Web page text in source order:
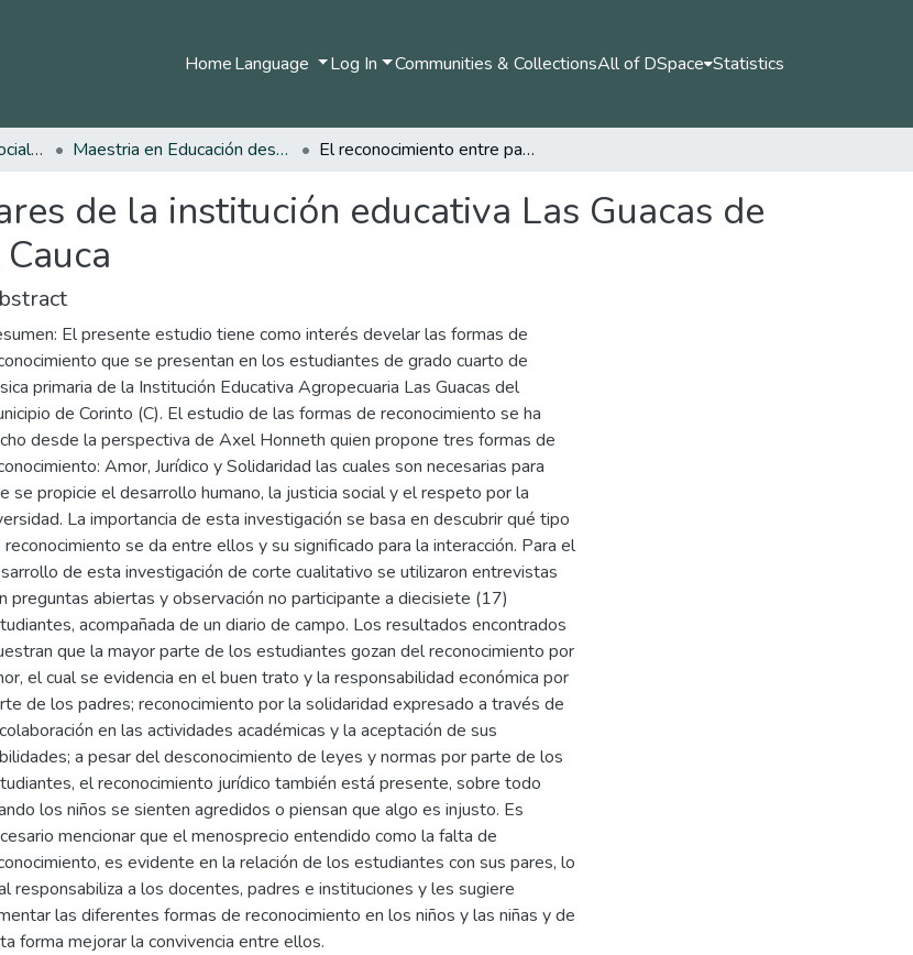
HomeLanguage Log In Communities & CollectionsAll of DSpace Statistics
Facultad de Ciencias Sociales y Humanas Maestria en Educación desde la Diversidad El reconocimiento entre pares de la institución educativa Las Guacas de Corinto departamento del Cauca
de la institución educativa Las Guacas de
El presente estudio tiene como interés develar las formas de
que se presentan en los estudiantes de grado cuarto de
primaria de la Institución Educativa Agropecuaria Las Guacas del
de Corinto (C). El estudio de las formas de reconocimiento se ha
desde la perspectiva de Axel Honneth quien propone tres formas de
Amor, Jurídico y Solidaridad las cuales son necesarias para
se propicie el desarrollo humano, la justicia social y el respeto por la
La importancia de esta investigación se basa en descubrir qué tipo
reconocimiento se da entre ellos y su significado para la interacción. Para el
de esta investigación de corte cualitativo se utilizaron entrevistas
preguntas abiertas y observación no participante a diecisiete (17)
acompañada de un diario de campo. Los resultados encontrados
que la mayor parte de los estudiantes gozan del reconocimiento por
el cual se evidencia en el buen trato y la responsabilidad económica por
de los padres; reconocimiento por la solidaridad expresado a través de
en las actividades académicas y la aceptación de sus
a pesar del desconocimiento de leyes y normas por parte de los
el reconocimiento jurídico también está presente, sobre todo
los niños se sienten agredidos o piensan que algo es injusto. Es
mencionar que el menosprecio entendido como la falta de
es evidente en la relación de los estudiantes con sus pares, lo
responsabiliza a los docentes, padres e instituciones y les sugiere
las diferentes formas de reconocimiento en los niños y las niñas y de
forma mejorar la convivencia entre ellos.